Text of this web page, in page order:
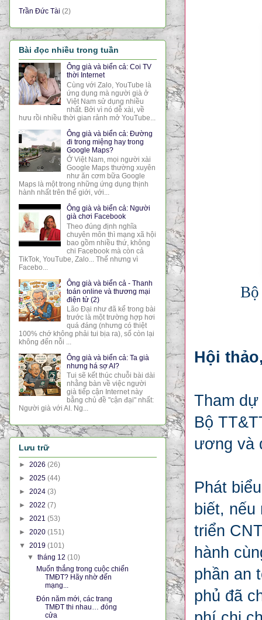
Hội
Tham
Bộ
ương và
Phát
biết,
triển
hành
phần an
phủ đã
Trần Đức Tài (2)
Bài đọc nhiều trong tuần
Ông già và biển cả: Coi TV
thời Internet
Cùng với Zalo, YouTube là
ứng dụng mà người già ở
Việt Nam sử dụng nhiều
nhất. Bởi vì nó dễ xài, về
hưu rồi nhiều thời gian rảnh mở YouTube...
Ông già và biển cả: Đường
đi trong miệng hay trong
Google Maps?
Ở Việt Nam, mọi người xài
Google Maps thường xuyên
như ăn cơm bữa Google
Maps là một trong những ứng dụng thịnh
hành nhất trên thế giới, với...
Ông già và biển cả: Người
già chơi Facebook
Theo đúng định nghĩa
chuyên môn thì mạng xã hội
bao gồm nhiều thứ, không
chi Facebook mà còn cả
TikTok, YouTube, Zalo... Thế nhưng vì
Facebo...
Ông già và biển cả - Thanh
toán online và thương mại
điện tử (2)
Lão Đại như đã kể trong bài
trước là một trường hợp hơi
quá đáng (nhưng có thiệt
100% chớ không phải tui bịa ra), số còn lại
không đến nỗi ...
Ông già và biển cả: Ta già
nhưng há sợ AI?
Tui sẽ kết thúc chuỗi bài dài
nhằng bàn về việc người
già tiếp cận Internet này
bằng chủ đề "cận đại" nhất:
Người già với AI. Ng...
Lưu trữ
► 2026 (26)
► 2025 (44)
► 2024 (3)
► 2022 (7)
► 2021 (53)
► 2020 (151)
▼ 2019 (101)
▼tháng 12(10)
Muốn thắng trong cuộc chiến
TMĐT? Hãy nhờ đến
mạng...
Đón năm mới, các trang
TMĐT thi nhau… đóng
cửa